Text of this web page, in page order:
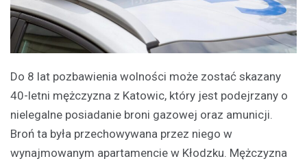
Do 8 lat pozbawienia wolności może zostać skazany
40-letni mężczyzna z Katowic, który jest podejrzany o
nielegalne posiadanie broni gazowej oraz amunicji.
Broń ta była przechowywana przez niego w
wynajmowanym apartamencie w Kłodzku. Mężczyzna